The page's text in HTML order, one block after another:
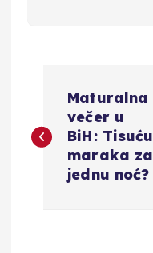
a
Maturalna
večer u
BiH: Tisuću
maraka za
jednu noć?